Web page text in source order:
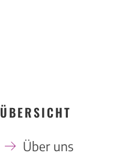
ÜBERSICHT
Über uns